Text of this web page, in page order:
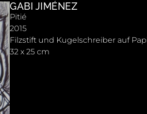
GABI JIMÉNEZ
Pitié
2015
Filzstift und Kugelschreiber auf
32 x 25 cm